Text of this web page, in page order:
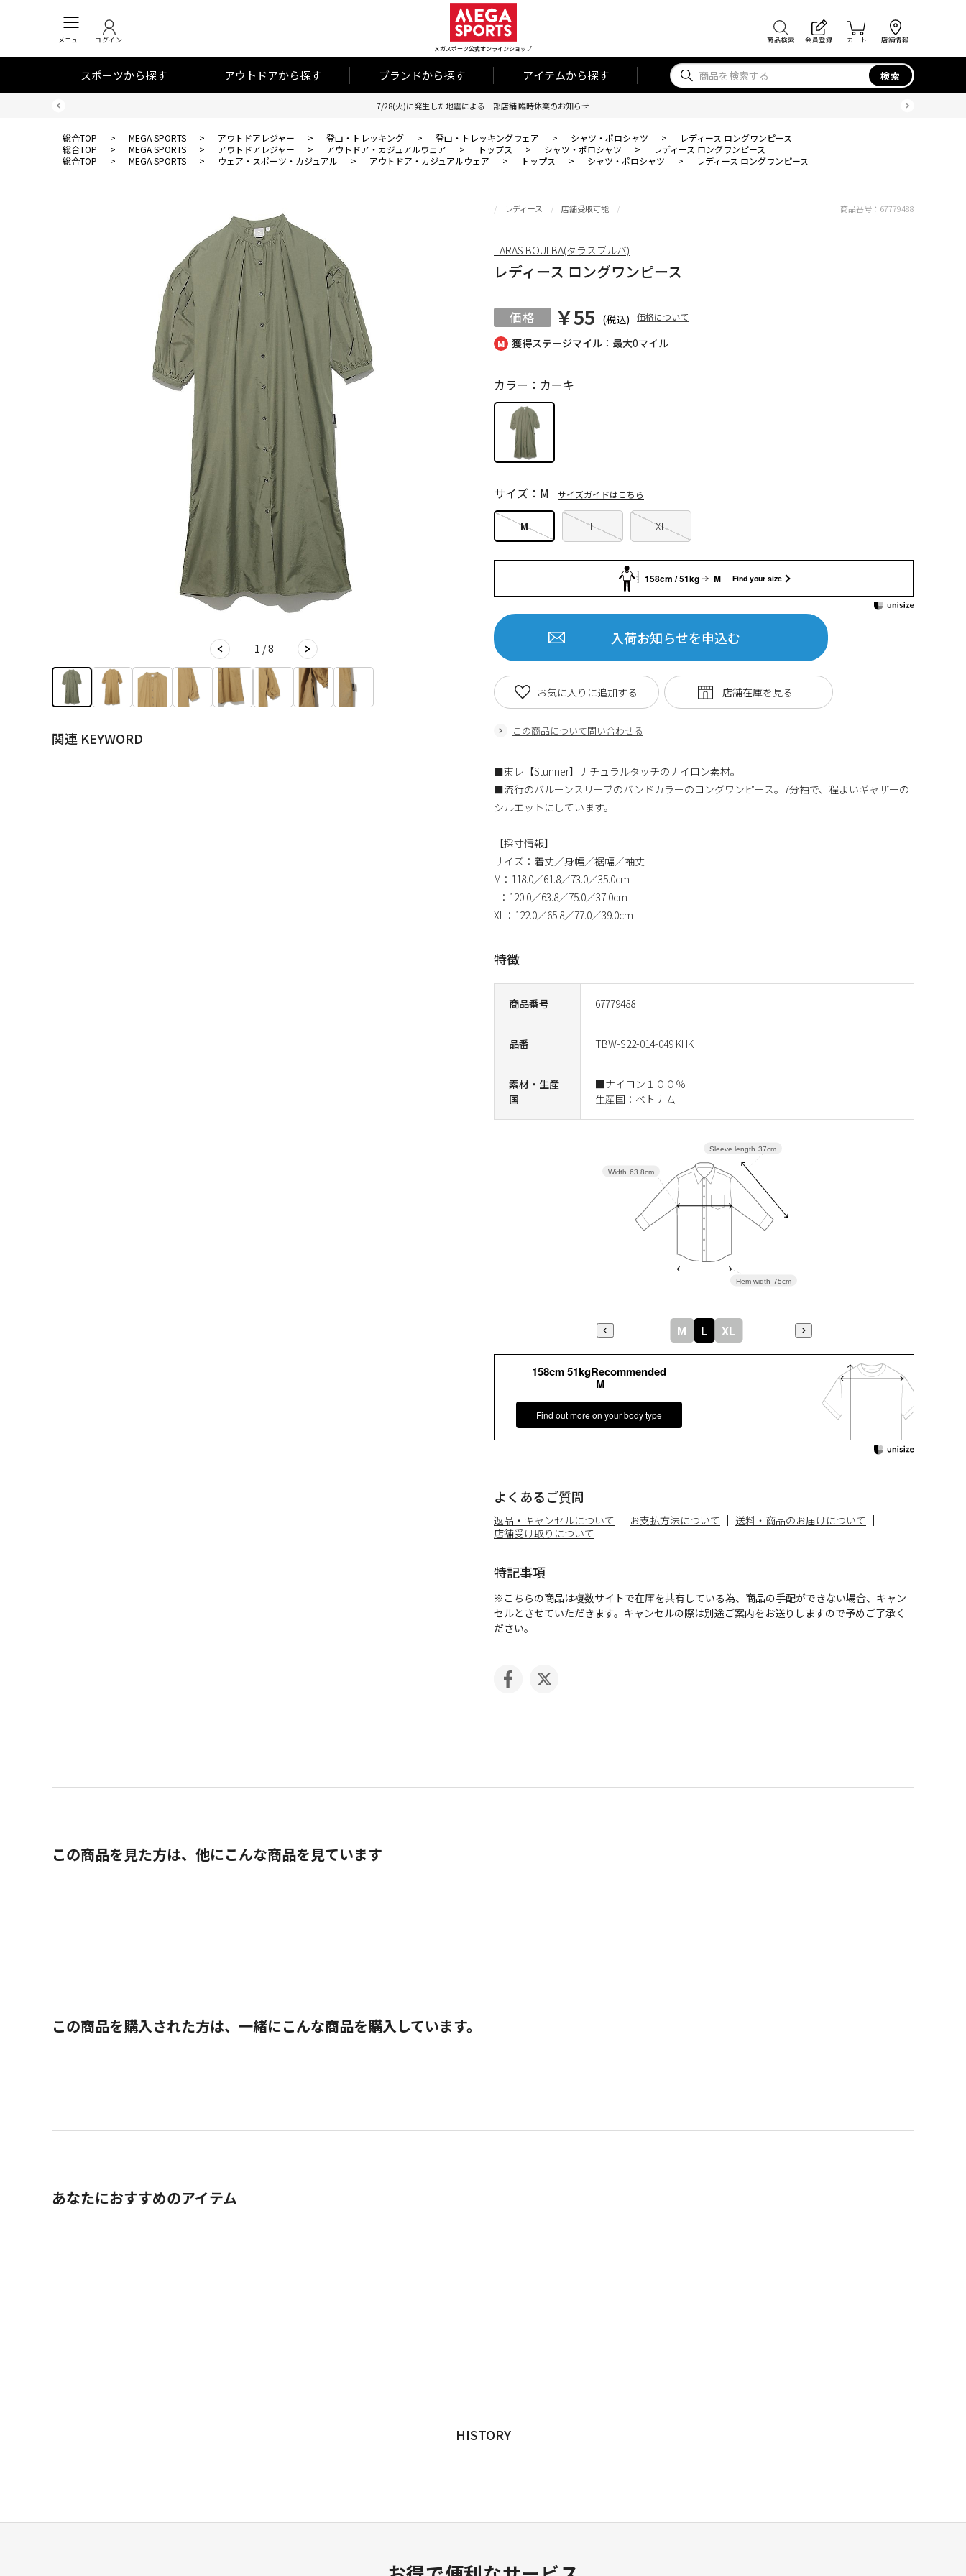
メニュー ログイン
メガスポーツ公式オンラインショップ
商品検索 会員登録 カート 店舗情報
スポーツから探す アウトドアから探す ブランドから探す アイテムから探す 検索
7/28(火)に発生した地震による一部店舗 臨時休業のお知らせ
総合TOP > MEGA SPORTS > アウトドアレジャー > 登山・トレッキング > 登山・トレッキングウェア > シャツ・ポロシャツ >
レディース ロングワンピース
総合TOP
> MEGA SPORTS > アウトドアレジャー > アウトドア・カジュアルウェア > トップス > シャツ・ポロシャツ >
レディース ロングワンピース
総合TOP
> MEGA SPORTS > ウェア・スポーツ・カジュアル > アウトドア・カジュアルウェア > トップス > シャツ・ポロシャツ > レディース ロングワンピース
1 / 8
関連 KEYWORD
獲得ステージマイル：最大0マイル
レディース 店舗受取可能
レディース ロングワンピース
￥55 (税込) 価格について
商品番号 67779488
品番 TBW-S22-014-049 KHK
素材・生産
国
■ナイロン１００％
生産国：ベトナム
カラー：カーキ
M L XL
サイズ：M サイズガイドはこちら
入荷お知らせを申込む
この商品について問い合わせる
お気に入りに追加する
商品番号： 67779488
TARAS BOULBA(タラスブルバ)
■東レ【Stunner】ナチュラルタッチのナイロン素材。
■流行のバルーンスリーブのバンドカラーのロングワンピース。7分袖で、程よいギャザーの
シルエットにしています。
【採寸情報】
サイズ：着丈／身幅／裾幅／袖丈
M：118.0／61.8／73.0／35.0cm
L：120.0／63.8／75.0／37.0cm
XL：122.0／65.8／77.0／39.0cm
特徴
よくあるご質問
返品・キャンセルについて お支払方法について
送料・商品のお届けについて
店舗受け取りについて
特記事項
※こちらの商品は複数サイトで在庫を共有している為、商品の手配ができない場合、キャン
セルとさせていただきます。キャンセルの際は別途ご案内をお送りしますので予めご了承く
ださい。
158cm / 51kg M Find your size
158cm 51kgRecommended
M
Find out more on your body type
Hem width 75cm
Sleeve length 37cm
Width 63.8cm
M L XL
この商品を見た方は、他にこんな商品を見ています
この商品を購入された方は、一緒にこんな商品を購入しています。
あなたにおすすめのアイテム
HISTORY